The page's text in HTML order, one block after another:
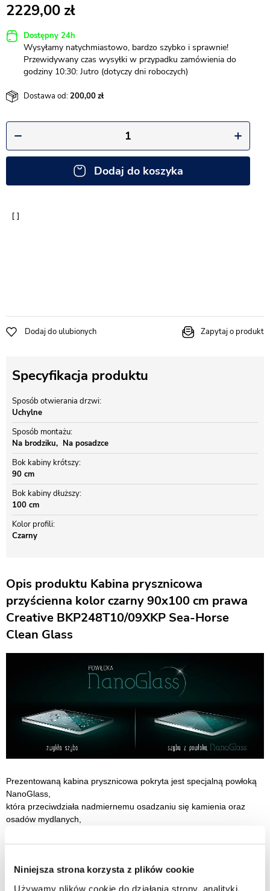
Niniejsza strona korzysta z plików cookie
Używamy plików cookie do działania strony, analityki,
2229,00
Dostępny 24h
Wysyłamy natychmiastowo, bardzo szybko i sprawnie!
Przewidywany czas wysyłki w przypadku zamówienia do
godziny 10:30: Jutro (dotyczy dni roboczych)
Dostawa od:200,00
Dodaj do koszyka
Dodaj do ulubionych Zapytaj o produkt
Specyfikacja produktu
Sposób otwierania drzwi
Uchylne
Sposób montażu
Na brodziku
Na posadzce
Bok kabiny krótszy
90 cm
Bok kabiny dłuższy
100 cm
Kolor profili
Czarny
Opis produktu Kabina prysznicowa
przyścienna kolor czarny 90x100 cm prawa
Creative BKP248T10/09XKP Sea-Horse
Clean Glass
Prezentowaną kabina prysznicowa pokryta jest specjalną powłoką
NanoGlass,
która przeciwdziała nadmiernemu osadzaniu się kamienia oraz
osadów mydlanych,
producenta: BKP248T10/09XKP. Kolor: profile czarny mat / szkło
transparentne z powłoką CLEAN GLASS.